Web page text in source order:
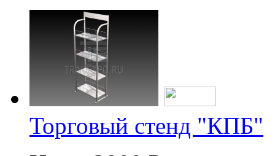
Торговый стенд "КПБ"